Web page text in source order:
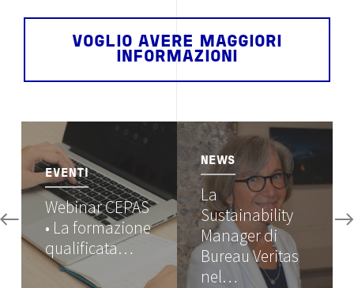
VOGLIO AVERE MAGGIORI
INFORMAZIONI
EVENTI
Webinar CEPAS
• La formazione
qualificata…
Image
NEWS
La
Sustainability
Manager di
Bureau Veritas
nel…